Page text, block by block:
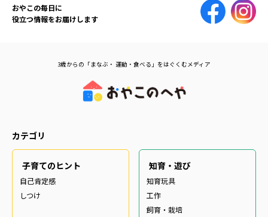
おやこの毎日に
役立つ情報をお届けします
3歳からの「まなぶ・ 運動・食べる」をはぐくむメディア
カテゴリ
子育てのヒント
自己肯定感
しつけ
知育・遊び
知育玩具
工作
飼育・栽培